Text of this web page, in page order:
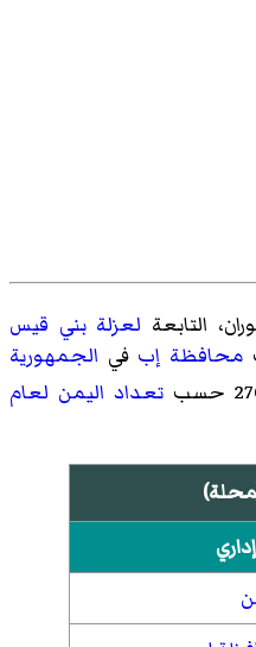
، التابعة لعزلة بني قيس
محافظة إب في الجمهورية
تعداد اليمن لعام